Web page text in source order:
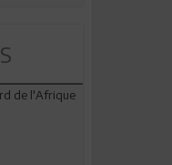
de l'Afrique